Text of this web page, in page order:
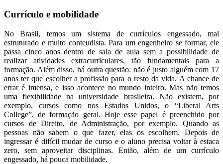
Currículo e mobilidade
No Brasil, temos um sistema de currículos engessado, mal
estruturado e muito conteudista. Para um engenheiro se formar, ele
passa cinco anos dentro de sala de aula sem a possibilidade de
realizar atividades extracurriculares, tão fundamentais para a
formação. Além disso, há outra questão: não é justo alguém com 17
anos ter que escolher a profissão para o resto da vida. A chance de
errar é imensa, e isso acontece no mundo inteiro. Mas não temos
uma flexibilidade na universidade brasileira. Não existem, por
exemplo, cursos como nos Estados Unidos, o “Liberal Arts
College”, de formação geral. Hoje esse papel é preenchido por
cursos de Direito, de Administração, por exemplo. Quando as
pessoas não sabem o que fazer, elas os escolhem. Depois de
ingressar é difícil mudar de curso e o aluno precisa voltar à estaca
zero, sem aproveitar disciplinas. Então, além de um currículo
engessado, há pouca mobilidade.